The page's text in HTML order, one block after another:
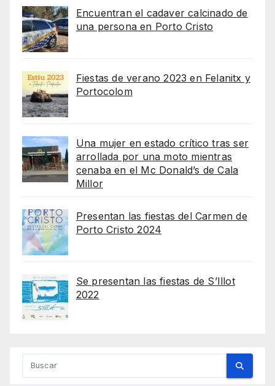
Encuentran el cadaver calcinado de
una persona en Porto Cristo
Fiestas de verano 2023 en Felanitx y
Portocolom
Una mujer en estado crítico tras ser
arrollada por una moto mientras
cenaba en el Mc Donald’s de Cala
Millor
Presentan las fiestas del Carmen de
Porto Cristo 2024
Se presentan las fiestas de S’Illot
2022